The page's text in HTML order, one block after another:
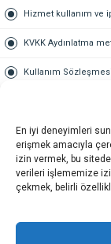
En iyi deneyimleri
erişmek amacıyla
izin vermek, bu
verileri işlememize
çekmek, belirli
Hizmet kullanım ve
KVKK Aydınlatma
Kullanım Sözleşmesi
Gold üyelik nedir
Kariyer